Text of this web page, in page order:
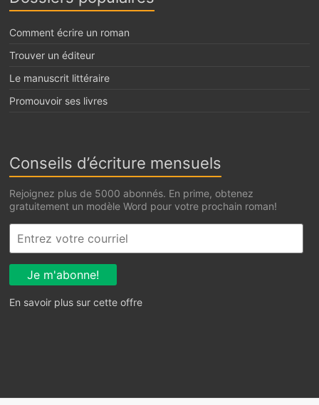
Comment écrire un roman
Trouver un éditeur
Le manuscrit littéraire
Promouvoir ses livres
Conseils d’écriture mensuels
Rejoignez plus de 5000 abonnés. En prime, obtenez
gratuitement un modèle Word pour votre prochain roman!
En savoir plus sur cette offre